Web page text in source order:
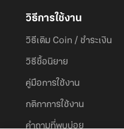
วิธีการใช้งาน
วิธีเติม Coin / ชำระเงิน
วิธีซื้อนิยาย
คู่มือการใช้งาน
กติกาการใช้งาน
คำถามที่พบบ่อย